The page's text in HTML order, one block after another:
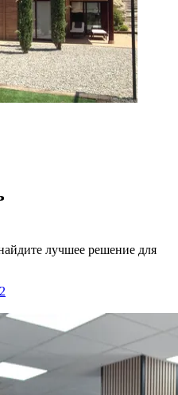
лучшее решение для